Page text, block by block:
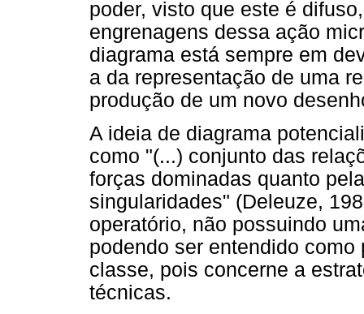
poder, visto que este é
engrenagens dessa ação
diagrama está sempre em
a da representação de uma
produção de um novo
A ideia de diagrama
como "(...) conjunto das
forças dominadas quanto
singularidades" (Deleuze,
operatório, não possuindo
podendo ser entendido
classe, pois concerne a
técnicas.